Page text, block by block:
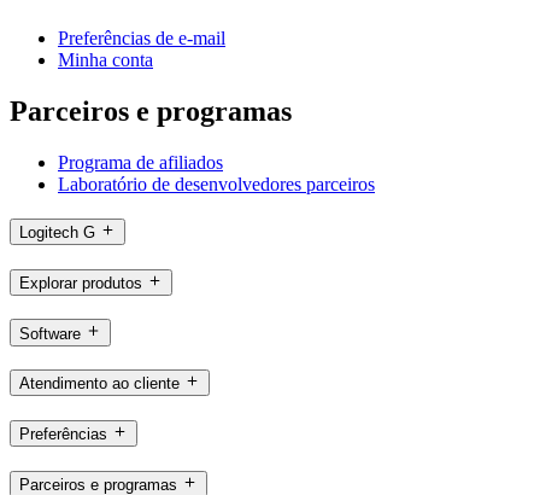
Preferências de e-mail
Minha conta
Parceiros e programas
Programa de afiliados
Laboratório de desenvolvedores parceiros
Logitech G
Explorar produtos
Software
Atendimento ao cliente
Preferências
Parceiros e programas